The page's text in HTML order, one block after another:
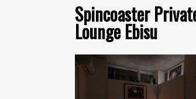
Spincoaster
Lounge Ebisu